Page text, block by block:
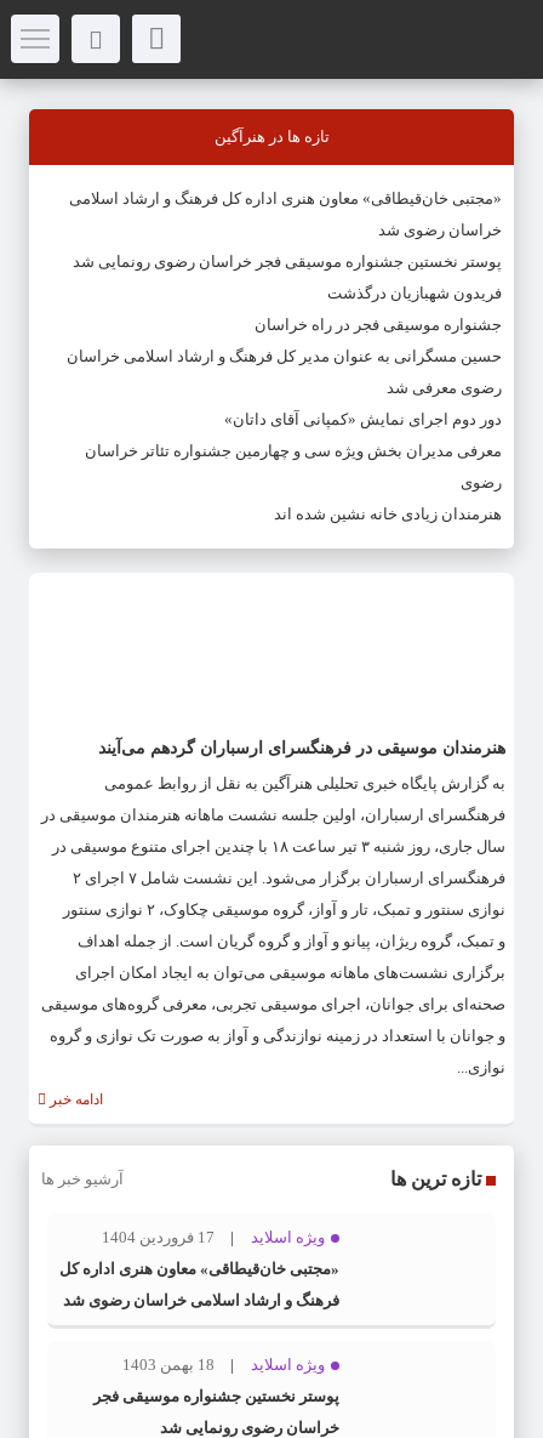
تازه ها در هنرآگین
«مجتبی خان‌قیطاقی» معاون هنری اداره کل فرهنگ و ارشاد اسلامی
خراسان رضوی شد
پوستر نخستین جشنواره موسیقی فجر خراسان رضوی رونمایی شد
فریدون شهبازیان درگذشت
جشنواره موسیقی فجر در راه خراسان
حسین مسگرانی به عنوان مدیر کل فرهنگ و ارشاد اسلامی خراسان
رضوی معرفی شد
دور دوم اجرای نمایش «کمپانی آقای داتان»
معرفی مدیران بخش ویژه سی و چهارمین جشنواره تئاتر خراسان
رضوی
هنرمندان زیادی خانه نشین شده اند
هنرمندان موسیقی در فرهنگسرای ارسباران گردهم می‌آیند
به گزارش پایگاه خبری تحلیلی هنرآگین به نقل از روابط عمومی
فرهنگسرای ارسباران، اولین جلسه نشست ماهانه هنرمندان موسیقی در
سال جاری، روز شنبه ۳ تیر ساعت ۱۸ با چندین اجرای متنوع موسیقی در
فرهنگسرای ارسباران برگزار می‌شود. این نشست شامل ۷ اجرای ۲
نوازی سنتور و تمبک، تار و آواز، گروه موسیقی چکاوک، ۲ نوازی سنتور
و تمبک، گروه ریژان، پیانو و آواز و گروه گریان است. از جمله اهداف
برگزاری نشست‌های ماهانه موسیقی می‌توان به ایجاد امکان اجرای
صحنه‌ای برای جوانان، اجرای موسیقی تجربی، معرفی گروه‌های موسیقی
و جوانان با استعداد در زمینه نوازندگی و آواز به صورت تک نوازی و گروه
نوازی...
ادامه خبر
تازه ترین ها آرشیو خبر ها
ویژه اسلاید
17 فروردین 1404
«مجتبی خان‌قیطاقی» معاون هنری اداره کل
فرهنگ و ارشاد اسلامی خراسان رضوی شد
ویژه اسلاید
18 بهمن 1403
پوستر نخستین جشنواره موسیقی فجر
خراسان رضوی رونمایی شد